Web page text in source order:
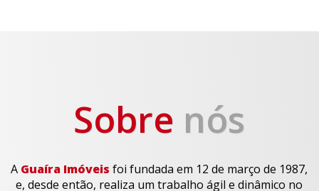
Sobre nós
A Guaíra Imóveis foi fundada em 12 de março de 1987,
e, desde então, realiza um trabalho ágil e dinâmico no